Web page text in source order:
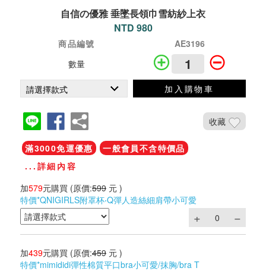
自信の優雅 垂墜長領巾雪紡紗上衣
NTD 980
商品編號
AE3196
數量
加入購物車
收藏
滿3000免運優惠
一般會員不含特價品
...詳細內容
加579元購買 (原價:599 元 )
特價*QNIGIRLS附罩杯‧Q彈人造絲細肩帶小可愛
加439元購買 (原價:459 元 )
特價*mimididi彈性棉質平口bra小可愛/抹胸/bra T